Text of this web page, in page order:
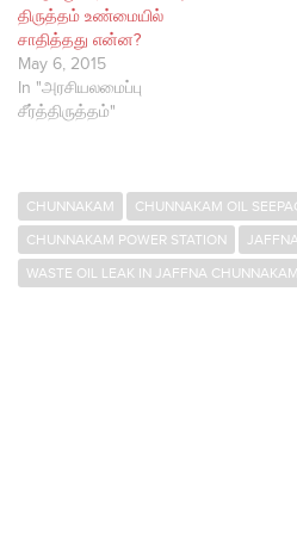
திருத்தம் உண்மையில்
சாதித்தது என்ன?
May 6, 2015
In "அரசியலமைப்பு
சீர்த்திருத்தம்"
CHUNNAKAM
CHUNNAKAM OIL
CHUNNAKAM POWER STATION
WASTE OIL LEAK IN JAFFNA